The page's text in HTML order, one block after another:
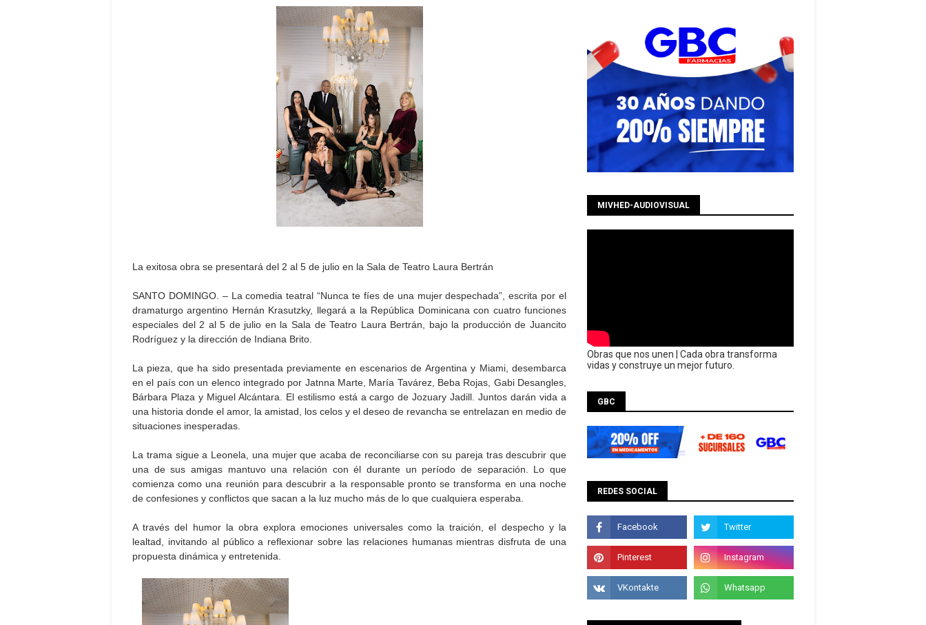
La exitosa obra se presentará del 2 al 5 de julio en la Sala de Teatro Laura Bertrán
SANTO DOMINGO. – La comedia teatral “Nunca te fíes de una mujer despechada”, escrita por el
dramaturgo argentino Hernán Krasutzky, llegará a la República Dominicana con cuatro funciones
especiales del 2 al 5 de julio en la Sala de Teatro Laura Bertrán, bajo la producción de Juancito
Rodríguez y la dirección de Indiana Brito.
La pieza, que ha sido presentada previamente en escenarios de Argentina y Miami, desembarca
en el país con un elenco integrado por Jatnna Marte, María Tavárez, Beba Rojas, Gabi Desangles,
Bárbara Plaza y Miguel Alcántara. El estilismo está a cargo de Jozuary Jadill. Juntos darán vida a
una historia donde el amor, la amistad, los celos y el deseo de revancha se entrelazan en medio de
situaciones inesperadas.
La trama sigue a Leonela, una mujer que acaba de reconciliarse con su pareja tras descubrir que
una de sus amigas mantuvo una relación con él durante un período de separación. Lo que
comienza como una reunión para descubrir a la responsable pronto se transforma en una noche
de confesiones y conflictos que sacan a la luz mucho más de lo que cualquiera esperaba.
A través del humor la obra explora emociones universales como la traición, el despecho y la
lealtad, invitando al público a reflexionar sobre las relaciones humanas mientras disfruta de una
propuesta dinámica y entretenida.
MIVHED-AUDIOVISUAL
Obras que nos unen | Cada obra transforma
vidas y construye un mejor futuro.
GBC
REDES SOCIAL